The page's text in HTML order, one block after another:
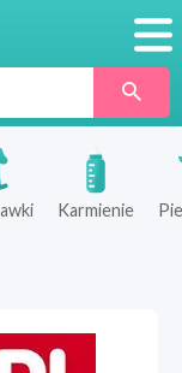
Karmienie